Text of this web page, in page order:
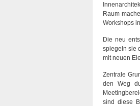
Raum
Workshops
Die neu
spiegeln sie
mit neuen
Zentrale
den Weg
sind diese